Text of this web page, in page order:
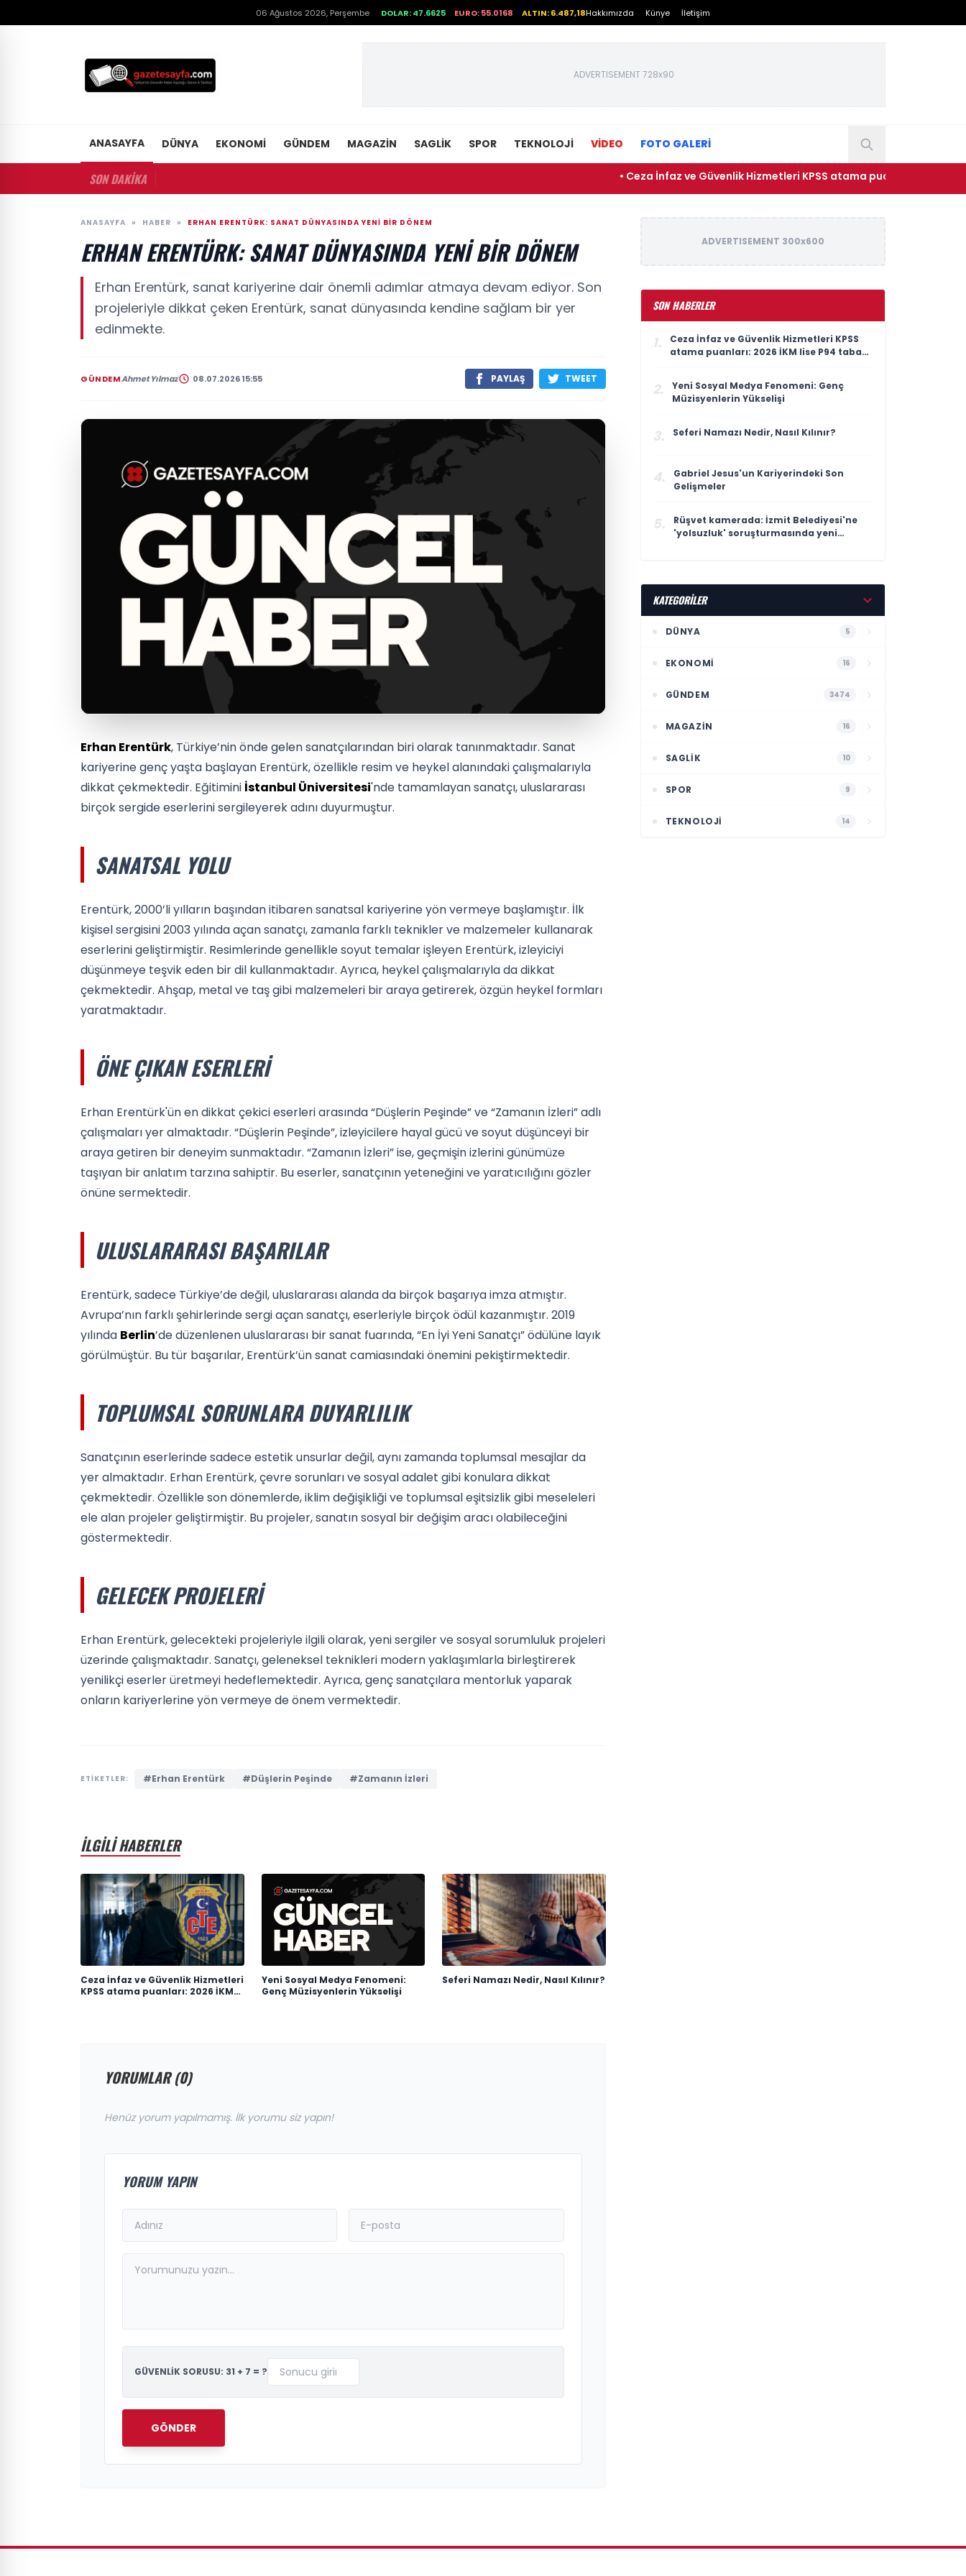
06 Ağustos 2026, Perşembe DOLAR: 47.6625 EURO: 55.0168 ALTIN: 6.487,18Hakkımızda Künye İletişim
ADVERTISEMENT 728x90
ANASAYFA DÜNYA EKONOMI GÜNDEM MAGAZIN SAGLIK SPOR TEKNOLOJI VİDEO FOTO GALERİ
SON DAKİKA • Ceza İnfaz ve Güvenlik Hizmetleri KPSS atama puanları: 2026 İKM lise
ANASAYFA » HABER » ERHAN ERENTÜRK: SANAT DÜNYASINDA YENI BIR DÖNEM
ERHAN ERENTÜRK: SANAT DÜNYASINDA YENI BIR DÖNEM
Erhan Erentürk, sanat kariyerine dair önemli adımlar atmaya devam ediyor. Son
projeleriyle dikkat çeken Erentürk, sanat dünyasında kendine sağlam bir yer
edinmekte.
GÜNDEMAhmet Yılmaz 08.07.2026 15:55 PAYLAŞ TWEET
Erhan Erentürk, Türkiye’nin önde gelen sanatçılarından biri olarak tanınmaktadır. Sanat
kariyerine genç yaşta başlayan Erentürk, özellikle resim ve heykel alanındaki çalışmalarıyla
dikkat çekmektedir. Eğitimini İstanbul Üniversitesi'nde tamamlayan sanatçı, uluslararası
birçok sergide eserlerini sergileyerek adını duyurmuştur.
SANATSAL YOLU
Erentürk, 2000’li yılların başından itibaren sanatsal kariyerine yön vermeye başlamıştır. İlk
kişisel sergisini 2003 yılında açan sanatçı, zamanla farklı teknikler ve malzemeler kullanarak
eserlerini geliştirmiştir. Resimlerinde genellikle soyut temalar işleyen Erentürk, izleyiciyi
düşünmeye teşvik eden bir dil kullanmaktadır. Ayrıca, heykel çalışmalarıyla da dikkat
çekmektedir. Ahşap, metal ve taş gibi malzemeleri bir araya getirerek, özgün heykel formları
yaratmaktadır.
ÖNE ÇIKAN ESERLERI
Erhan Erentürk'ün en dikkat çekici eserleri arasında “Düşlerin Peşinde” ve “Zamanın İzleri” adlı
çalışmaları yer almaktadır. “Düşlerin Peşinde”, izleyicilere hayal gücü ve soyut düşünceyi bir
araya getiren bir deneyim sunmaktadır. “Zamanın İzleri” ise, geçmişin izlerini günümüze
taşıyan bir anlatım tarzına sahiptir. Bu eserler, sanatçının yeteneğini ve yaratıcılığını gözler
önüne sermektedir.
ULUSLARARASI BAŞARILAR
Erentürk, sadece Türkiye’de değil, uluslararası alanda da birçok başarıya imza atmıştır.
Avrupa’nın farklı şehirlerinde sergi açan sanatçı, eserleriyle birçok ödül kazanmıştır. 2019
yılında Berlin’de düzenlenen uluslararası bir sanat fuarında, “En İyi Yeni Sanatçı” ödülüne layık
görülmüştür. Bu tür başarılar, Erentürk’ün sanat camiasındaki önemini pekiştirmektedir.
TOPLUMSAL SORUNLARA DUYARLILIK
Sanatçının eserlerinde sadece estetik unsurlar değil, aynı zamanda toplumsal mesajlar da
yer almaktadır. Erhan Erentürk, çevre sorunları ve sosyal adalet gibi konulara dikkat
çekmektedir. Özellikle son dönemlerde, iklim değişikliği ve toplumsal eşitsizlik gibi meseleleri
ele alan projeler geliştirmiştir. Bu projeler, sanatın sosyal bir değişim aracı olabileceğini
göstermektedir.
GELECEK PROJELERI
Erhan Erentürk, gelecekteki projeleriyle ilgili olarak, yeni sergiler ve sosyal sorumluluk projeleri
üzerinde çalışmaktadır. Sanatçı, geleneksel teknikleri modern yaklaşımlarla birleştirerek
yenilikçi eserler üretmeyi hedeflemektedir. Ayrıca, genç sanatçılara mentorluk yaparak
onların kariyerlerine yön vermeye de önem vermektedir.
ETİKETLER: #Erhan Erentürk #Düşlerin Peşinde #Zamanın İzleri
İLGİLİ HABERLER
Ceza İnfaz ve Güvenlik Hizmetleri
KPSS atama puanları: 2026 İKM
Yeni Sosyal Medya Fenomeni:
Genç Müzisyenlerin Yükselişi
Seferi Namazı Nedir, Nasıl Kılınır?
YORUMLAR (0)
Henüz yorum yapılmamış. İlk yorumu siz yapın!
YORUM YAPIN
GÜVENLİK SORUSU: 31 + 7 = ?
GÖNDER
ADVERTISEMENT 300x600
SON HABERLER
1.
Ceza İnfaz ve Güvenlik Hizmetleri KPSS
atama puanları: 2026 İKM lise P94 taban
2.
Yeni Sosyal Medya Fenomeni: Genç
Müzisyenlerin Yükselişi
3. Seferi Namazı Nedir, Nasıl Kılınır?
4.
Gabriel Jesus'un Kariyerindeki Son
Gelişmeler
5.
Rüşvet kamerada: İzmit Belediyesi'ne
'yolsuzluk' soruşturmasında yeni
KATEGORİLER
DÜNYA 5
EKONOMI 16
GÜNDEM 3474
MAGAZIN 16
SAGLIK 10
SPOR 9
TEKNOLOJI 14